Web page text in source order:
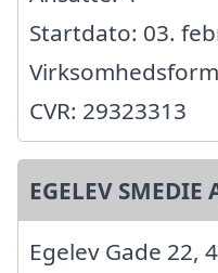
Startdato: 03.
CVR: 29323313
EGELEV SMEDIE
Egelev Gade 22,